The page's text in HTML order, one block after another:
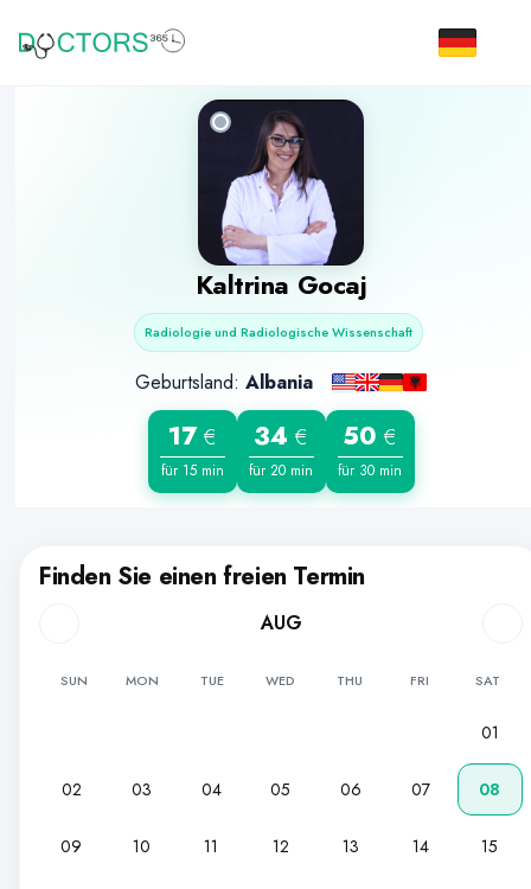
Kaltrina Gocaj
Radiologie und Radiologische Wissenschaft
Geburtsland: Albania
17 €
für 15 min
34 €
für 20 min
50 €
für 30 min
Finden Sie einen freien Termin
AUG
SUN MON TUE WED THU FRI SAT
01
02 03 04 05 06 07 08
09 10 11 12 13 14 15